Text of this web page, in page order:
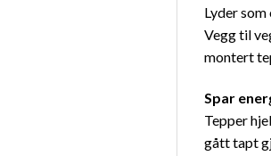
Lyder
Vegg til
montert
Spar
Tepper
gått tapt